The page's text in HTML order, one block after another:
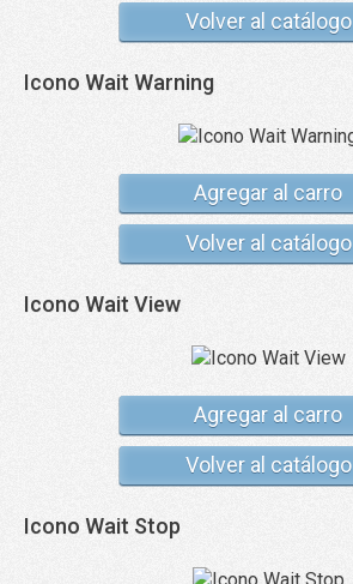
Volver al catálogo
Icono Wait Warning
Agregar al carro
Volver al catálogo
Icono Wait View
Agregar al carro
Volver al catálogo
Icono Wait Stop